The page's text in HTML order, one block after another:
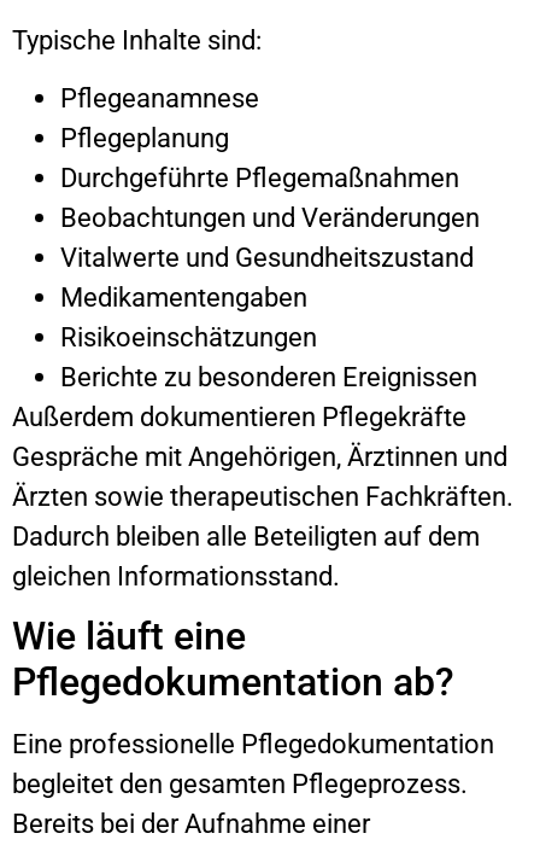
Typische Inhalte sind:
Pflegeanamnese
Pflegeplanung
Durchgeführte Pflegemaßnahmen
Beobachtungen und Veränderungen
Vitalwerte und Gesundheitszustand
Medikamentengaben
Risikoeinschätzungen
Berichte zu besonderen Ereignissen
Außerdem dokumentieren Pflegekräfte
Gespräche mit Angehörigen, Ärztinnen und
Ärzten sowie therapeutischen Fachkräften.
Dadurch bleiben alle Beteiligten auf dem
gleichen Informationsstand.
Wie läuft eine
Pflegedokumentation ab?
Eine professionelle Pflegedokumentation
begleitet den gesamten Pflegeprozess.
Bereits bei der Aufnahme einer